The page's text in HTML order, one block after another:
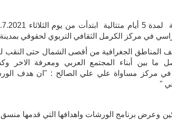
ما بين أبناء المجتمع العربي ومعرفة الاخر
في مركز مساواة علي علي الصالح : "ان هدف
"
وعرض برنامج الورشات واهدافها التي قدمها